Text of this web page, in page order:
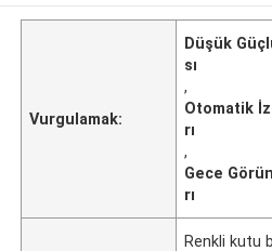
Vurgulamak:
Düşük
sı
,
Otomatik
rı
,
Gece
rı
Renkli kutu